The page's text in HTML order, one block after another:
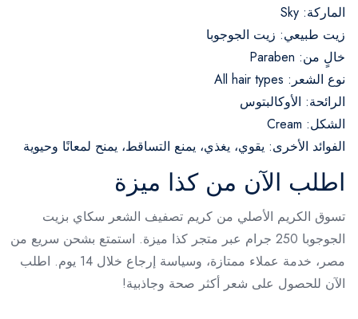
الماركة: Sky
زيت طبيعي: زيت الجوجوبا
خالٍ من: Paraben
نوع الشعر: All hair types
الرائحة: الأوكالبتوس
الشكل: Cream
الفوائد الأخرى: يقوي، يغذي، يمنع التساقط، يمنح لمعانًا وحيوية
اطلب الآن من كذا ميزة
تسوق الكريم الأصلي من كريم تصفيف الشعر سكاي بزيت
الجوجوبا 250 جرام عبر متجر كذا ميزة. استمتع بشحن سريع من
مصر، خدمة عملاء ممتازة، وسياسة إرجاع خلال 14 يوم. اطلب
الآن للحصول على شعر أكثر صحة وجاذبية!